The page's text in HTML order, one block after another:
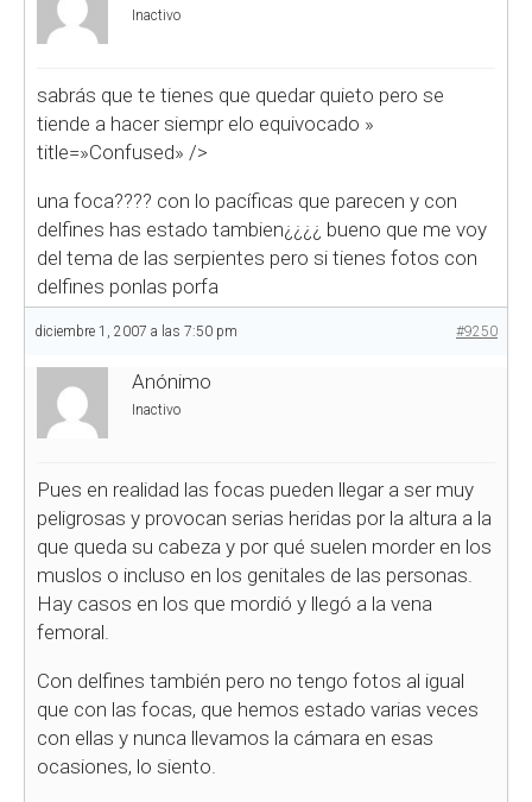
Inactivo
sabrás que te tienes que quedar quieto pero se
tiende a hacer siempr elo equivocado »
title=»Confused» />
una foca???? con lo pacíficas que parecen y con
delfines has estado tambien¿¿¿¿ bueno que me voy
del tema de las serpientes pero si tienes fotos con
delfines ponlas porfa
diciembre 1, 2007 a las 7:50 pm #9250
Anónimo
Inactivo
Pues en realidad las focas pueden llegar a ser muy
peligrosas y provocan serias heridas por la altura a la
que queda su cabeza y por qué suelen morder en los
muslos o incluso en los genitales de las personas.
Hay casos en los que mordió y llegó a la vena
femoral.
Con delfines también pero no tengo fotos al igual
que con las focas, que hemos estado varias veces
con ellas y nunca llevamos la cámara en esas
ocasiones, lo siento.